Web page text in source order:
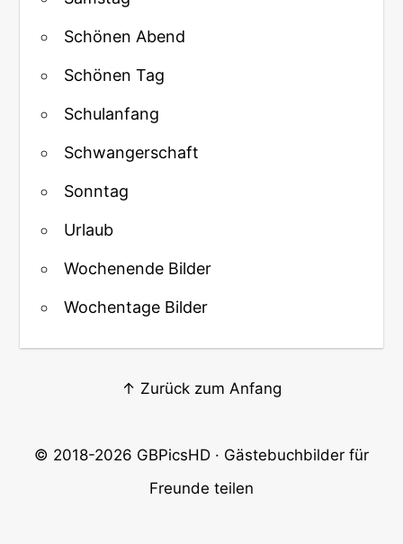
Schönen Abend
Schönen Tag
Schulanfang
Schwangerschaft
Sonntag
Urlaub
Wochenende Bilder
Wochentage Bilder
↑ Zurück zum Anfang
© 2018-2026 GBPicsHD · Gästebuchbilder für
Freunde teilen